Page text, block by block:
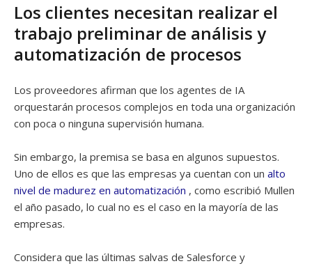
Los clientes necesitan realizar el
trabajo preliminar de análisis y
automatización de procesos
Los proveedores afirman que los agentes de IA
orquestarán procesos complejos en toda una organización
con poca o ninguna supervisión humana.
Sin embargo, la premisa se basa en algunos supuestos.
Uno de ellos es que las empresas ya cuentan con un alto
nivel de madurez en automatización , como escribió Mullen
el año pasado, lo cual no es el caso en la mayoría de las
empresas.
Considera que las últimas salvas de Salesforce y